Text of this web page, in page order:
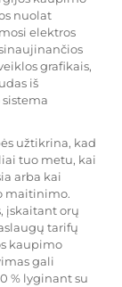
nuolat
elektros
grafikais,
iš
užtikrina, kad
tuo metu, kai
arba kai
maitinimo.
įskaitant orų
tarifų
kaupimo
gali
% lyginant su